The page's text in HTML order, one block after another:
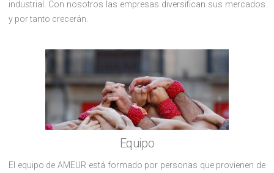
industrial. Con nosotros las empresas diversifican sus mercados
y por tanto crecerán.
Equipo
El equipo de AMEUR está formado por personas que provienen de